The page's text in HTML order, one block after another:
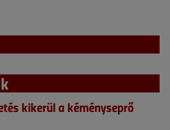
kikerül a kéményseprő